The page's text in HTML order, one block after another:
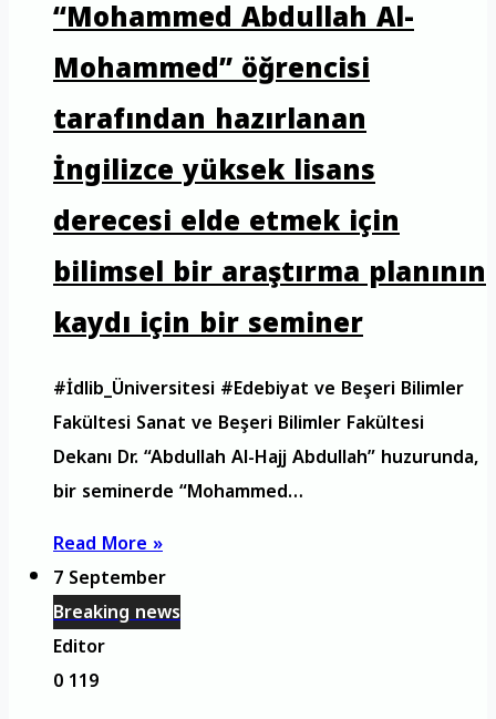
“Mohammed Abdullah Al-
Mohammed” öğrencisi
tarafından hazırlanan
İngilizce yüksek lisans
derecesi elde etmek için
bilimsel bir araştırma planının
kaydı için bir seminer
#İdlib_Üniversitesi #Edebiyat ve Beşeri Bilimler
Fakültesi Sanat ve Beşeri Bilimler Fakültesi
Dekanı Dr. “Abdullah Al-Hajj Abdullah” huzurunda,
bir seminerde “Mohammed…
Read More »
7 September
Breaking news
Editor
0119